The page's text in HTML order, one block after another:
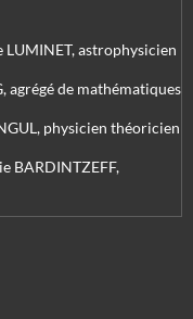
LUMINET, astrophysicien
agrégé de mathématiques
physicien théoricien
BARDINTZEFF,